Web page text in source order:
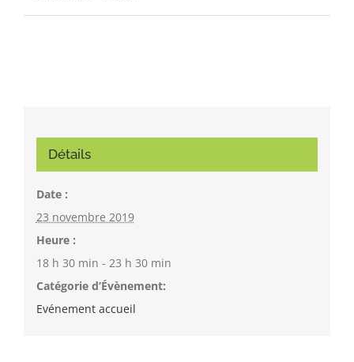
Détails
Date :
23 novembre 2019
Heure :
18 h 30 min - 23 h 30 min
Catégorie d’Évènement:
Evénement accueil